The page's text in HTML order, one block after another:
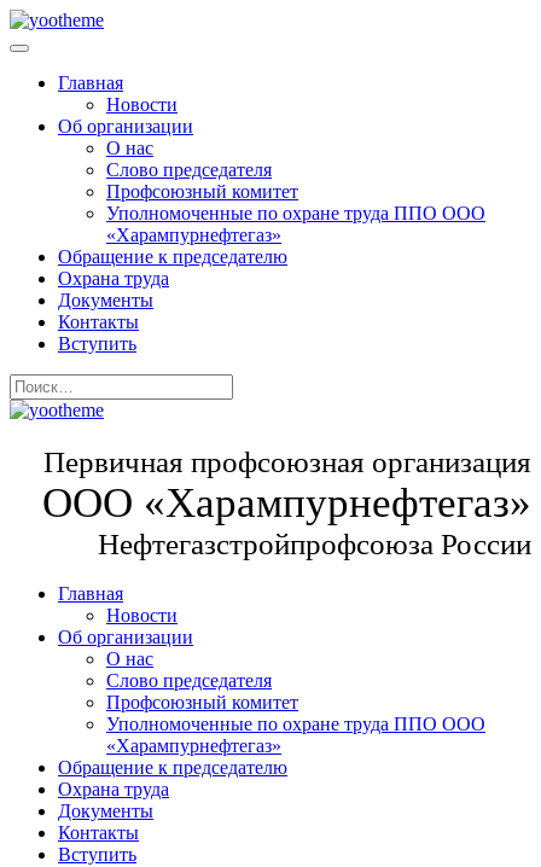
Главная
Новости
Об организации
О нас
Слово председателя
Профсоюзный комитет
Уполномоченные по охране труда ППО ООО
«Харампурнефтегаз»
Обращение к председателю
Охрана труда
Документы
Контакты
Вступить
Первичная профсоюзная организация
ООО «Харампурнефтегаз»
Нефтегазстройпрофсоюза России
Главная
Новости
Об организации
О нас
Слово председателя
Профсоюзный комитет
Уполномоченные по охране труда ППО ООО
«Харампурнефтегаз»
Обращение к председателю
Охрана труда
Документы
Контакты
Вступить